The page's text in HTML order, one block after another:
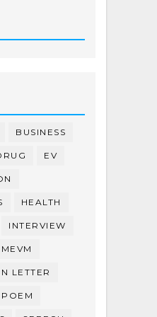
BUSINESS
EV
HEALTH
INTERVIEW
MEVM
LETTER
POEM